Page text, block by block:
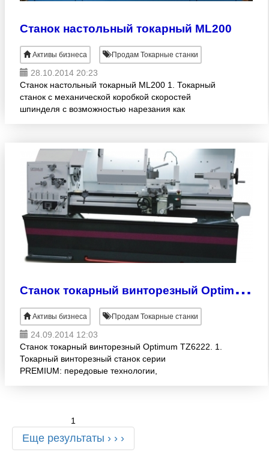
Станок настольный токарный ML200
Активы бизнеса Продам Токарные станки
28.10.2014 20:23
Станок настольный токарный ML200 1. Токарный
станок с механической коробкой скоростей
шпинделя с возможностью нарезания как
С
танок токарный винторезный Optimum TZ6222.
Активы бизнеса Продам Токарные станки
24.09.2014 12:03
Станок токарный винторезный Optimum TZ6222. 1.
Токарный винторезный станок серии
PREMIUM: передовые технологии,
1
Еще результаты › › ›